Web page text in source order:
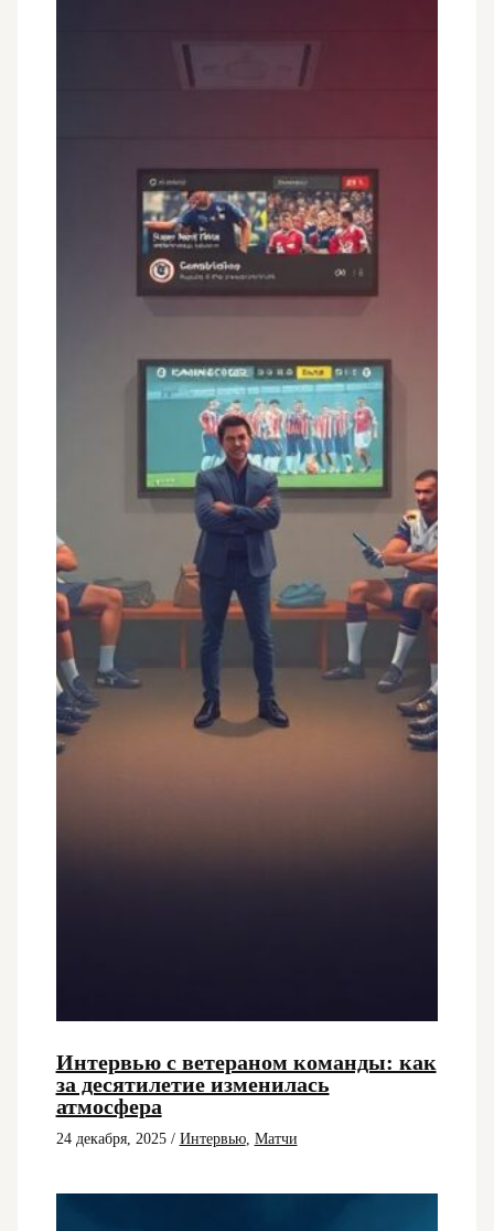
Интервью с ветераном команды: как
за десятилетие изменилась
атмосфера
24 декабря, 2025 / Интервью, Матчи